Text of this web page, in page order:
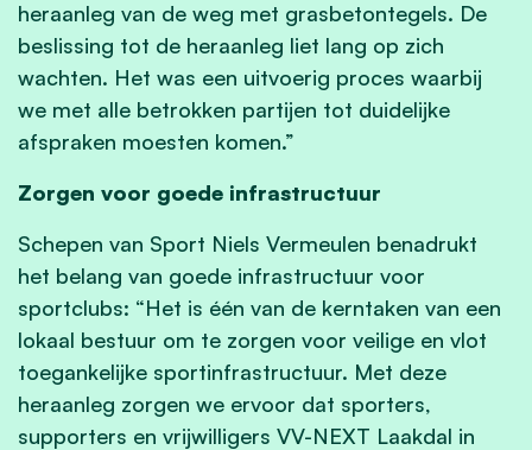
heraanleg van de weg met grasbetontegels. De
beslissing tot de heraanleg liet lang op zich
wachten. Het was een uitvoerig proces waarbij
we met alle betrokken partijen tot duidelijke
afspraken moesten komen.”
Zorgen voor goede infrastructuur
Schepen van Sport Niels Vermeulen benadrukt
het belang van goede infrastructuur voor
sportclubs: “Het is één van de kerntaken van een
lokaal bestuur om te zorgen voor veilige en vlot
toegankelijke sportinfrastructuur. Met deze
heraanleg zorgen we ervoor dat sporters,
supporters en vrijwilligers VV-NEXT Laakdal in